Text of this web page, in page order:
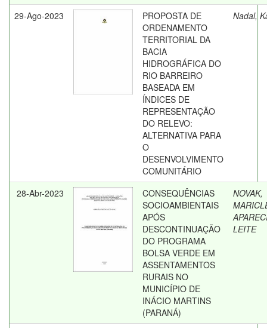
29-Ago-2023
PROPOSTA DE
ORDENAMENTO
TERRITORIAL DA
BACIA
HIDROGRÁFICA DO
RIO BARREIRO
BASEADA EM
ÍNDICES DE
REPRESENTAÇÃO
DO RELEVO:
ALTERNATIVA PARA
O
DESENVOLVIMENTO
COMUNITÁRIO
Nadal,
28-Abr-2023
CONSEQUÊNCIAS
SOCIOAMBIENTAIS
APÓS
DESCONTINUAÇÃO
DO PROGRAMA
BOLSA VERDE EM
ASSENTAMENTOS
RURAIS NO
MUNICÍPIO DE
INÁCIO MARTINS
(PARANÁ)
NOVAK,
LEITE